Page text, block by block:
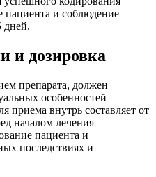
пациента и соблюдение
дней.
и дозировка
препарата, должен
особенностей
приема внутрь составляет от
началом лечения
пациента и
последствиях и